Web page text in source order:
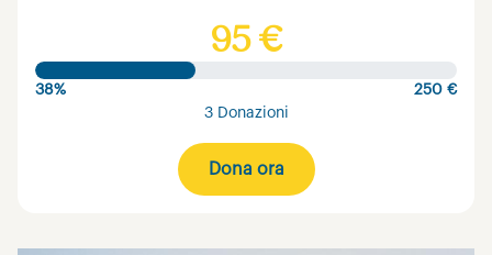
95 €
38%
250 €
3 Donazioni
Dona ora